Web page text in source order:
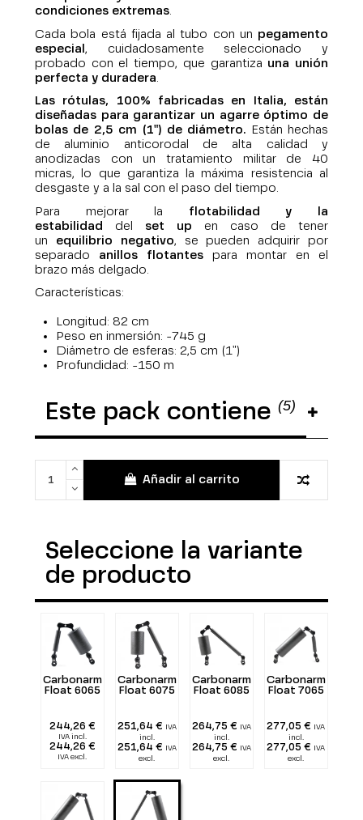
condiciones extremas.
Cada bola está fijada al tubo con un pegamento
especial , cuidadosamente seleccionado y
probado con el tiempo, que garantiza una unión
perfecta y duradera
Las rótulas, 100% fabricadas en Italia, están
diseñadas para garantizar un agarre óptimo de
bolas de 2,5 cm (1") de diámetro. Están hechas
de aluminio anticorodal de alta calidad y
anodizadas con un tratamiento militar de 40
micras, lo que garantiza la máxima resistencia al
desgaste y a la sal con el paso del tiempo.
Para mejorar la flotabilidad y la
estabilidad
del set up en caso de tener
un equilibrio negativo, se pueden adquirir por
separado anillos flotantes para montar en el
brazo más delgado.
Características:
Longitud: 82 cm
Peso en inmersión: -745 g
Diámetro de esferas: 2,5 cm (1")
Profundidad: -150 m
Este pack contiene (5)
Añadir al carrito
Seleccione la variante
de producto
Carbonarm
Float 6065
244,26 €
IVA incl.
244,26 €
IVA excl.
Carbonarm
Float 6075
251,64 €
IVA
incl.
251,64 €
IVA
excl.
Carbonarm
Float 6085
264,75 €
IVA
incl.
264,75 €
IVA
excl.
Carbonarm
Float 7065
277,05 €
IVA
incl.
277,05 €
IVA
excl.